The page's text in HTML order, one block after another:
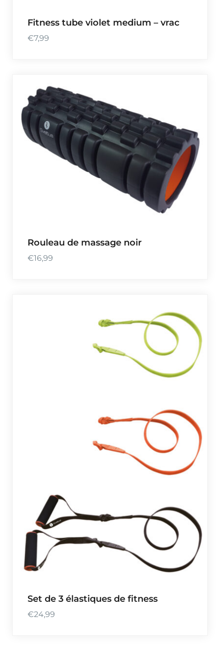
Fitness tube violet medium – vrac
€7,99
Rouleau de massage noir
€16,99
Set de 3 élastiques de fitness
€24,99